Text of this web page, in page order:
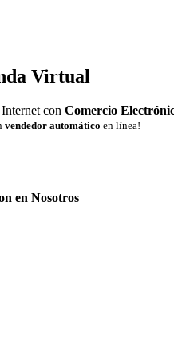
Virtual
con Comercio
vendedor automático en línea!
en Nosotros